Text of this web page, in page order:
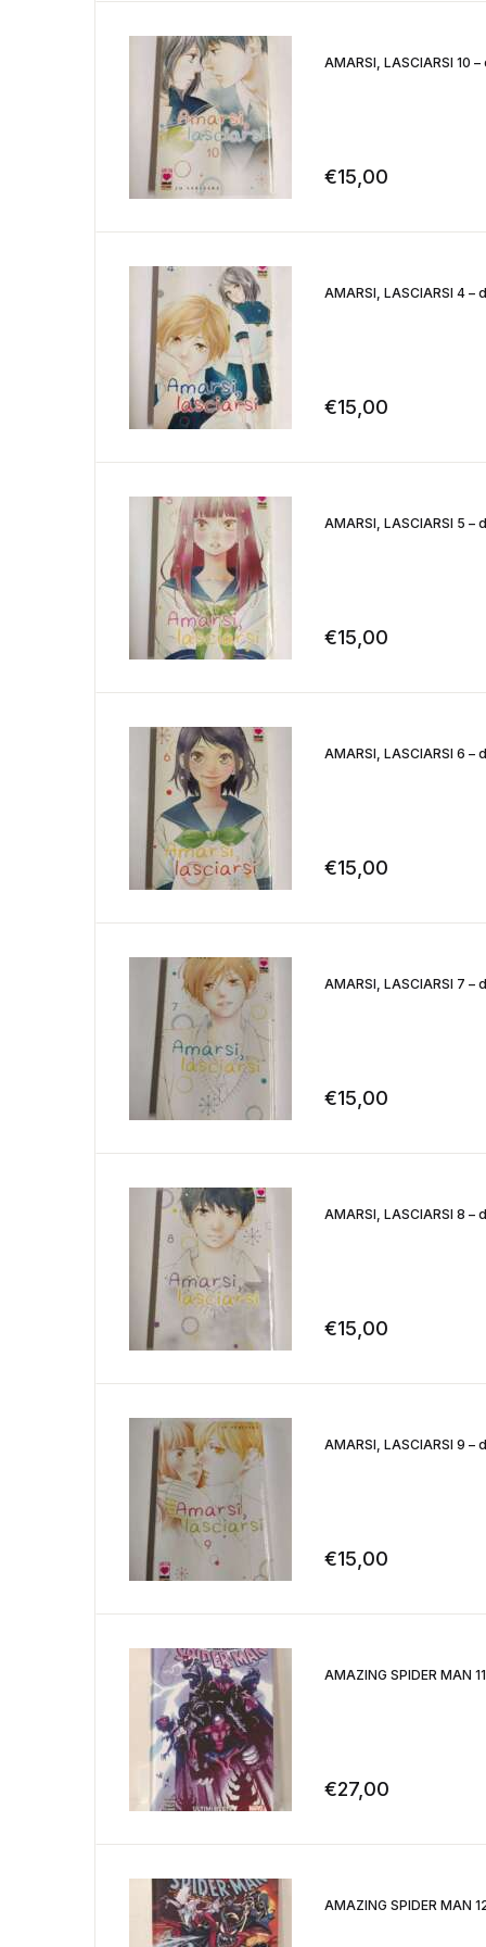
AMARSI, LASCIARSI 10
€15,00
AMARSI, LASCIARSI 4 –
€15,00
AMARSI, LASCIARSI 5 –
€15,00
AMARSI, LASCIARSI 6 –
€15,00
AMARSI, LASCIARSI 7 –
€15,00
AMARSI, LASCIARSI 8 –
€15,00
AMARSI, LASCIARSI 9 –
€15,00
AMAZING SPIDER MAN
€27,00
AMAZING SPIDER MAN